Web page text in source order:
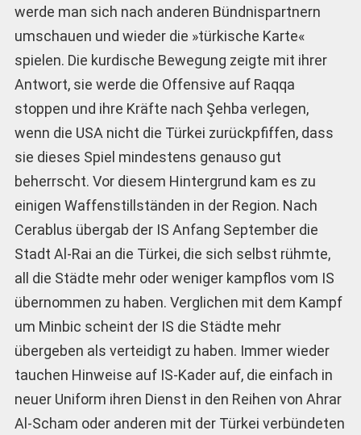
werde man sich nach anderen Bündnispartnern
umschauen und wieder die »türkische Karte«
spielen. Die kurdische Bewegung zeigte mit ihrer
Antwort, sie werde die Offensive auf Raqqa
stoppen und ihre Kräfte nach Şehba verlegen,
wenn die USA nicht die Türkei zurückpfiffen, dass
sie dieses Spiel mindestens genauso gut
beherrscht. Vor diesem Hintergrund kam es zu
einigen Waffenstillständen in der Region. Nach
Cerablus übergab der IS Anfang September die
Stadt Al-Rai an die Türkei, die sich selbst rühmte,
all die Städte mehr oder weniger kampflos vom IS
übernommen zu haben. Verglichen mit dem Kampf
um Minbic scheint der IS die Städte mehr
übergeben als verteidigt zu haben. Immer wieder
tauchen Hinweise auf IS-Kader auf, die einfach in
neuer Uniform ihren Dienst in den Reihen von Ahrar
Al-Scham oder anderen mit der Türkei verbündeten